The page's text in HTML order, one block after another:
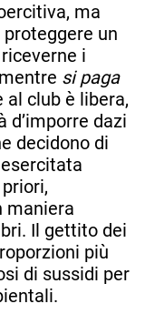
ma
un
i
si paga
al club è libera,
d’imporre dazi
decidono di
maniera
Il gettito dei
più
di sussidi per